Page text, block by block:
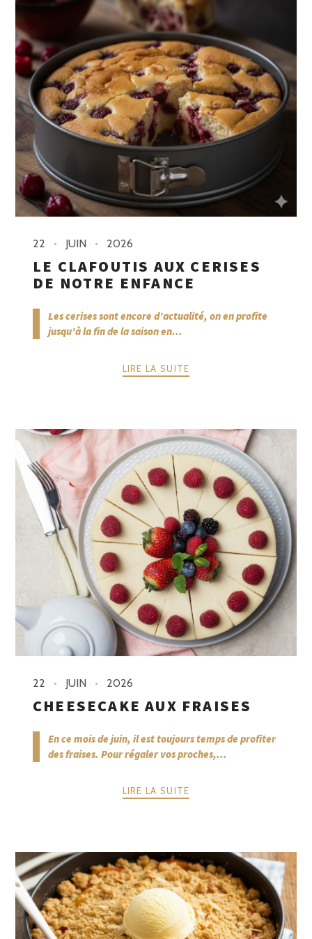
22 JUIN 2026
LE CLAFOUTIS AUX CERISES
DE NOTRE ENFANCE
Les cerises sont encore d’actualité, on en profite
jusqu’à la fin de la saison en...
LIRE LA SUITE
22 JUIN 2026
CHEESECAKE AUX FRAISES
En ce mois de juin, il est toujours temps de profiter
des fraises. Pour régaler vos proches,...
LIRE LA SUITE